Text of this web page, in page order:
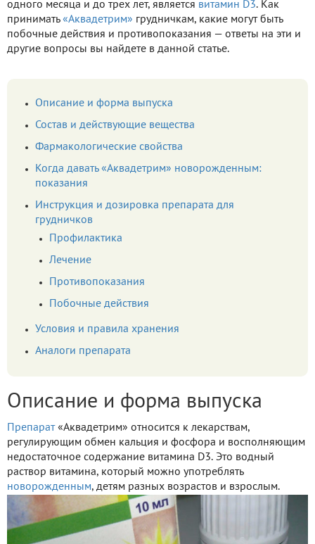
одного месяца и до трех лет, является витамин D3. Как
принимать «Аквадетрим» грудничкам, какие могут быть
побочные действия и противопоказания — ответы на эти и
другие вопросы вы найдете в данной статье.
Описание и форма выпуска
Состав и действующие вещества
Фармакологические свойства
Когда давать «Аквадетрим» новорожденным:
показания
Инструкция и дозировка препарата для
грудничков
Профилактика
Лечение
Противопоказания
Побочные действия
Условия и правила хранения
Аналоги препарата
Описание и форма выпуска
Препарат«Аквадетрим» относится к лекарствам,
регулирующим обмен кальция и фосфора и восполняющим
недостаточное содержание витамина D3. Это водный
раствор витамина, который можно употреблять
новорожденным, детям разных возрастов и взрослым.